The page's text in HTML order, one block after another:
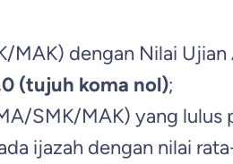
MAK) dengan Nilai Ujian
(tujuh koma nol);
SMK/MAK) yang lulus
ijazah dengan nilai